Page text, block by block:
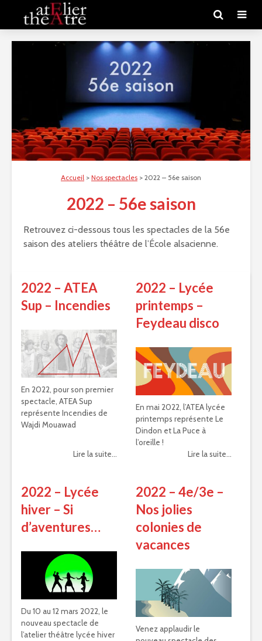
Accueil > Nos spectacles > 2022 – 56e saison
2022 – 56e saison
Retrouvez ci-dessous tous les spectacles de la 56e
saison des ateliers théâtre de l’École alsacienne.
2022 – ATEA
Sup – Incendies
En 2022, pour son premier
spectacle, ATEA Sup
représente Incendies de
Wajdi Mouawad
Lire la suite...
2022 – Lycée
printemps –
Feydeau disco
En mai 2022, l’ATEA lycée
printemps représente Le
Dindon et La Puce à
l’oreille !
Lire la suite...
2022 – Lycée
hiver – Si
d’aventures…
Du 10 au 12 mars 2022, le
nouveau spectacle de
l’atelier théâtre lycée hiver
2022 – 4e/3e –
Nos jolies
colonies de
vacances
Venez applaudir le